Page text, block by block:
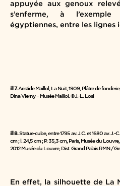
appuyée aux genoux
s’enferme, à
égyptiennes, entre les lignes
ill 7.Aristide Maillol, La Nuit, 1909, Plâtre de
Dina Vierny – Musée Maillol. ©J.-L. Losi
ill 8. Statue-cube, entre 1795 av. J.C. et 1680 av. J.-
cm ; l. 24,5 cm ; P. 35,3 cm, Paris, Musée du
2012 Musée du Louvre, Dist. Grand Palais RMN /
En effet, la silhouette de La